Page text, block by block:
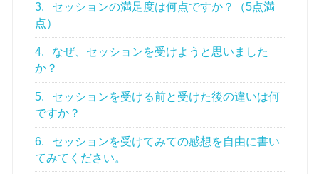
3.
セッションの満足度は何点ですか？（5点満
点）
4.
なぜ、セッションを受けようと思いました
か？
5.
セッションを受ける前と受けた後の違いは何
ですか？
6.
セッションを受けてみての感想を自由に書い
てみてください。